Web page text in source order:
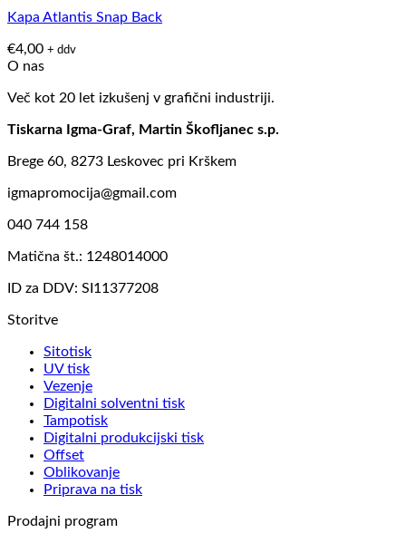
Kapa Atlantis Snap Back
€4,00 + ddv
O nas
Več kot 20 let izkušenj v grafični industriji.
Tiskarna Igma-Graf, Martin Škofljanec s.p.
Brege 60, 8273 Leskovec pri Krškem
igmapromocija@gmail.com
040 744 158
Matična št.: 1248014000
ID za DDV: SI11377208
Storitve
Sitotisk
UV tisk
Vezenje
Digitalni solventni tisk
Tampotisk
Digitalni produkcijski tisk
Offset
Oblikovanje
Priprava na tisk
Prodajni program